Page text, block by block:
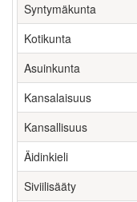
Syntymäkunta
Kotikunta
Asuinkunta
Kansalaisuus
Kansallisuus
Äidinkieli
Siviilisääty